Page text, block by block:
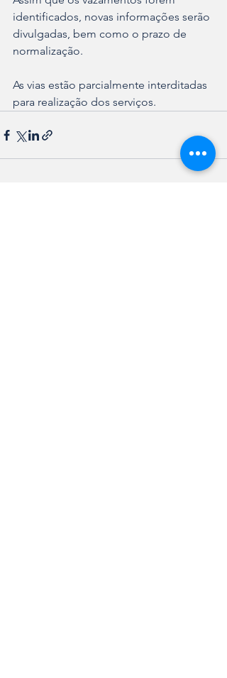
identificados, novas informações serão
divulgadas, bem como o prazo de
normalização.
As vias estão parcialmente interditadas
para realização dos serviços.